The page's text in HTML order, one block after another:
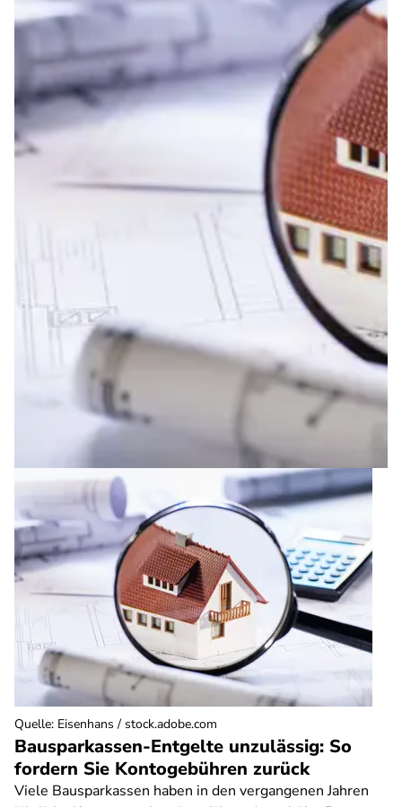
Bausparkassen-Entgelte unzulässig: So
fordern Sie Kontogebühren zurück
Viele Bausparkassen haben in den vergangenen Jahren
Quelle: Eisenhans / stock.adobe.com